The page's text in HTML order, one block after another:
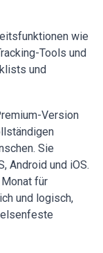
wie
Tools und
und
Version
Sie
Android und iOS.
für
und logisch,